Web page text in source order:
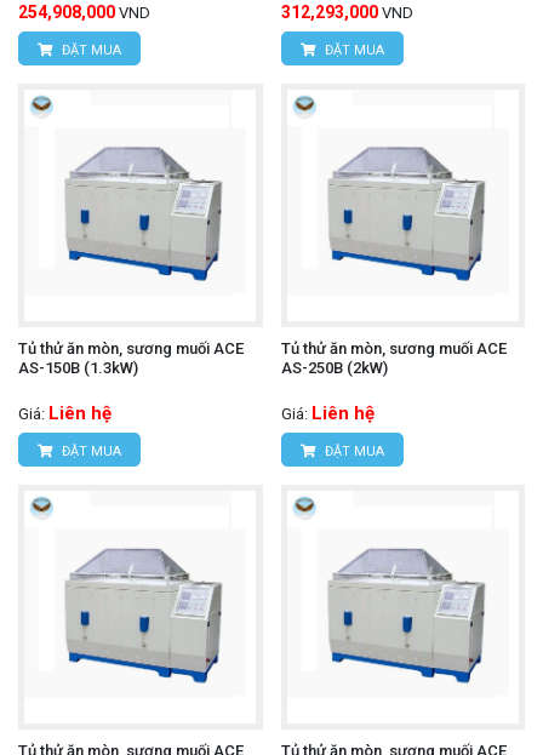
254,908,000 VND
ĐẶT MUA
312,293,000 VND
ĐẶT MUA
Tủ thử ăn mòn, sương muối ACE
AS-150B (1.3kW)
Giá: Liên hệ
ĐẶT MUA
Tủ thử ăn mòn, sương muối ACE
AS-250B (2kW)
Giá: Liên hệ
ĐẶT MUA
Tủ thử ăn mòn, sương muối ACE Tủ thử ăn mòn, sương muối ACE